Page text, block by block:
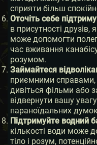
сприяти більш
Оточіть себе
в присутності друзів,
може допомогти
час вживання
розумом.
Займайтеся
приємними справами,
дивіться фільми або
відвернути вашу
параноїдальних
Підтримуйте водний
кількості води може
тіло і розум,